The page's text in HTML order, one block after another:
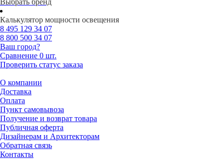
Выбрать бренд
Калькулятор мощности освещения
8 495 129 34 07
8 800 500 34 07
Ваш город?
Сравнение 0 шт.
Проверить статус заказа
О компании
Доставка
Оплата
Пункт самовывоза
Получение и возврат товара
Публичная оферта
Дизайнерам и Архитекторам
Обратная связь
Контакты